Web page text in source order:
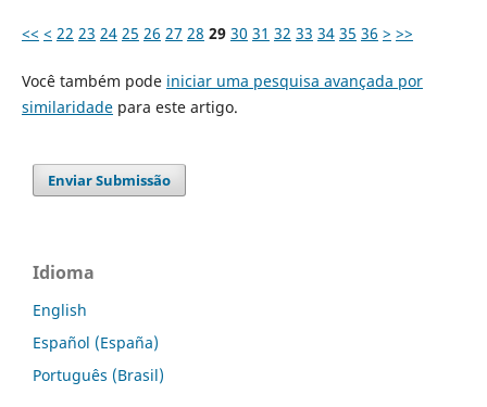
<< < 22 23 24 25 26 27 28 29 30 31 32 33 34 35 36 > >>
Você também pode iniciar uma pesquisa avançada por
similaridadepara este artigo.
Enviar Submissão
Idioma
English
Español (España)
Português (Brasil)